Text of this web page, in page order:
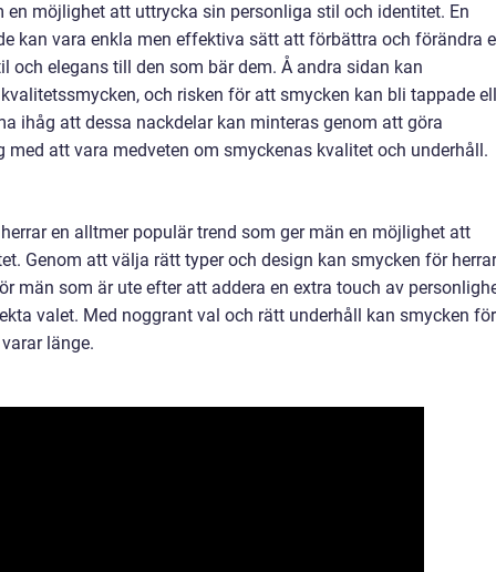
möjlighet att uttrycka sin personliga stil och identitet. En
kan vara enkla men effektiva sätt att förbättra och förändra
och elegans till den som bär dem. Å andra sidan kan
och risken för att smycken kan bli tappade
ihåg att dessa nackdelar kan minteras genom att göra
att vara medveten om smyckenas kvalitet och underhåll.
en alltmer populär trend som ger män en möjlighet att
Genom att välja rätt typer och design kan smycken för herrar
män som är ute efter att addera en extra touch av
valet. Med noggrant val och rätt underhåll kan smycken för
länge.